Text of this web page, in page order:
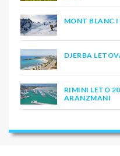
MONT BLANC
DJERBA
RIMINI LETO
ARANZMANI